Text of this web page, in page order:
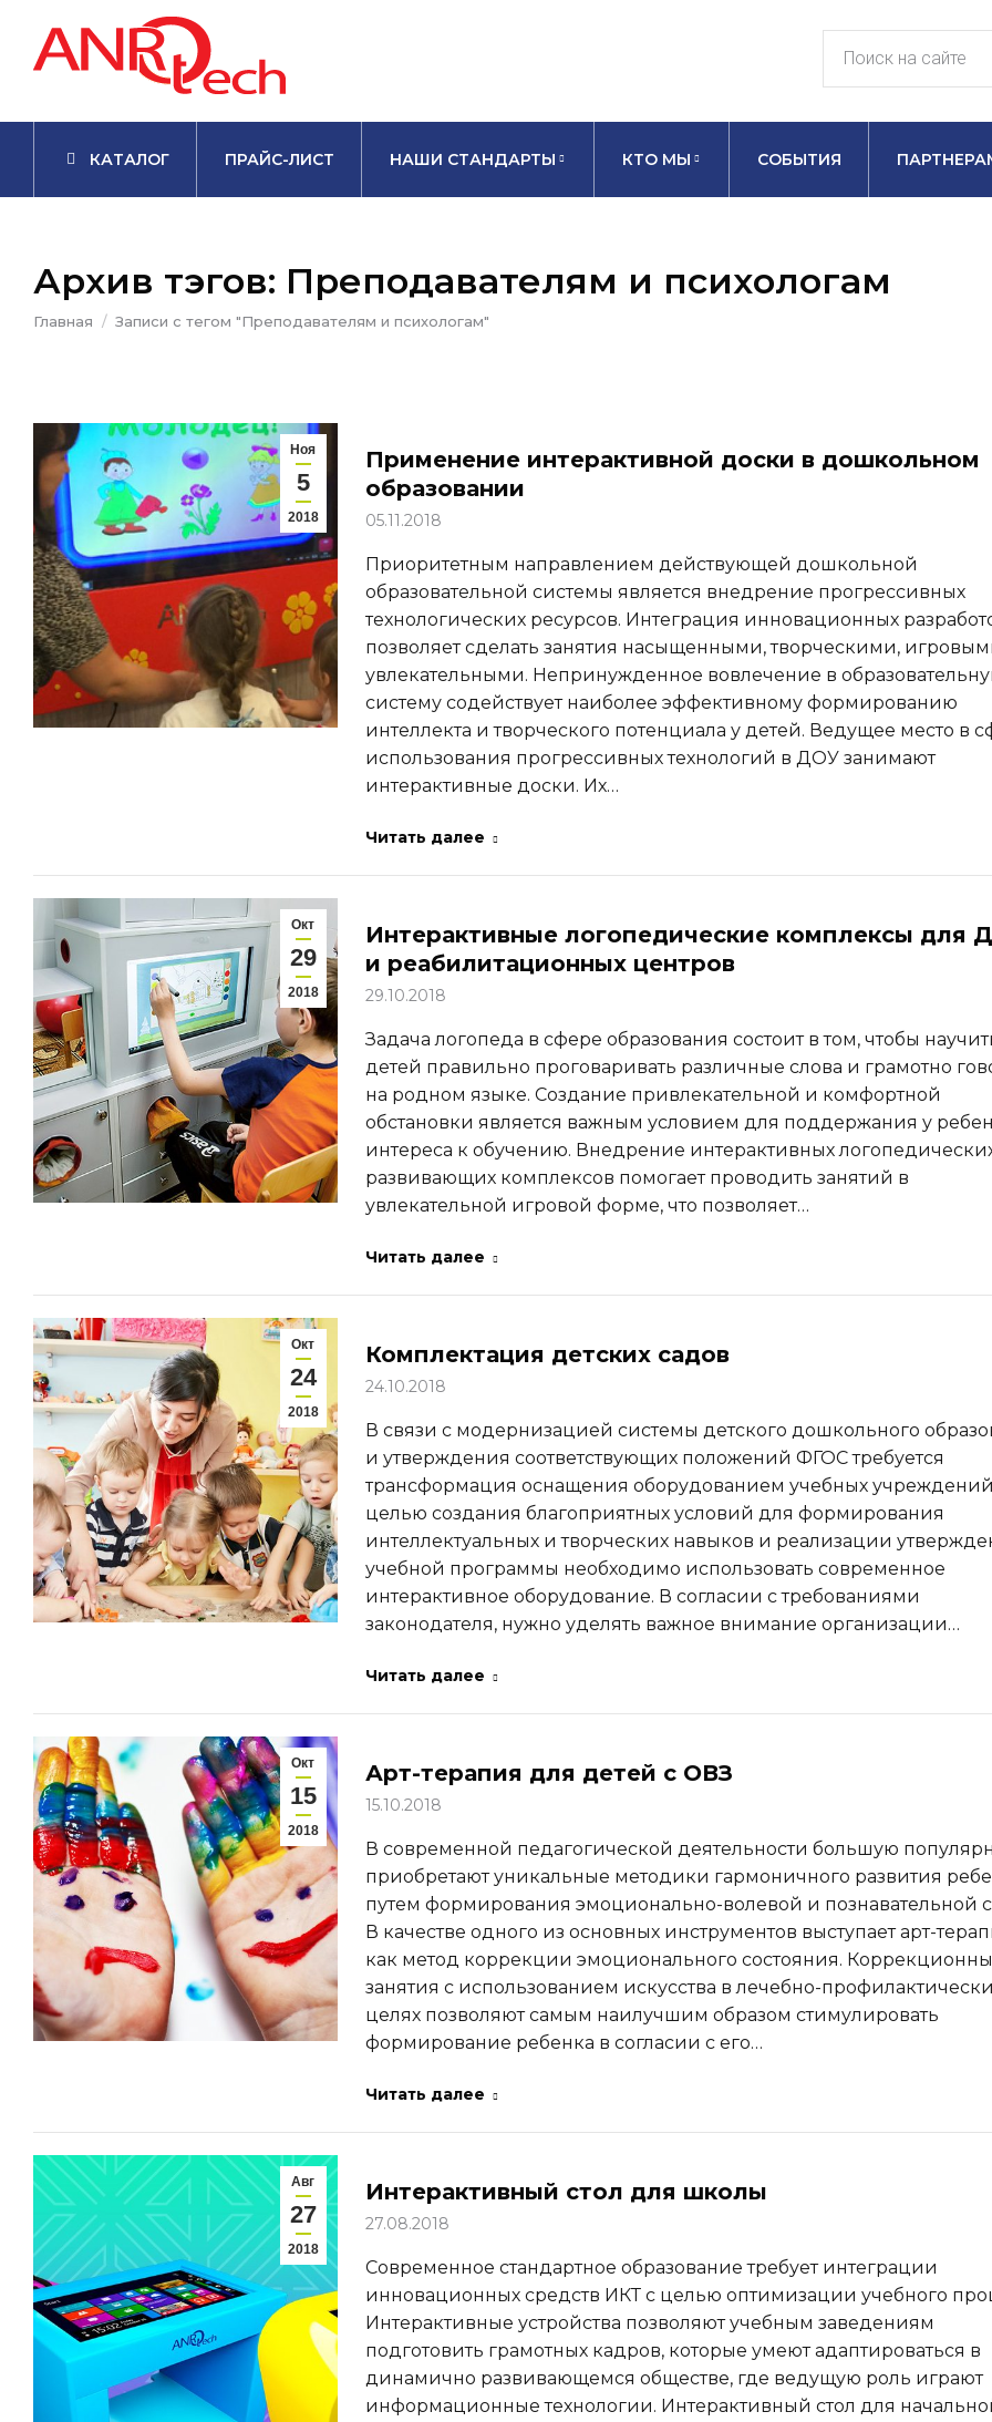
КАТАЛОГ ПРАЙС-ЛИСТ НАШИ СТАНДАРТЫ КТО МЫ СОБЫТИЯ
Архив тэгов: Преподавателям и психологам
Вы здесь:
Главная Записи с тегом "Преподавателям и психологам"
Ноя
5
2018
Применение интерактивной доски в дошкольном
образовании
05.11.2018
Приоритетным направлением действующей дошкольной
образовательной системы является внедрение прогрессивных
технологических ресурсов. Интеграция инновационных
позволяет сделать занятия насыщенными, творческими,
увлекательными. Непринужденное вовлечение в
систему содействует наиболее эффективному формированию
интеллекта и творческого потенциала у детей. Ведущее место в
использования прогрессивных технологий в ДОУ занимают
интерактивные доски. Их…
Читать далее
Окт
29
2018
Интерактивные логопедические комплексы для
и реабилитационных центров
29.10.2018
Задача логопеда в сфере образования состоит в том, чтобы
детей правильно проговаривать различные слова и грамотно
на родном языке. Создание привлекательной и комфортной
обстановки является важным условием для поддержания у
интереса к обучению. Внедрение интерактивных
развивающих комплексов помогает проводить занятий в
увлекательной игровой форме, что позволяет…
Читать далее
Окт
24
2018
Комплектация детских садов
24.10.2018
В связи с модернизацией системы детского дошкольного
и утверждения соответствующих положений ФГОС требуется
трансформация оснащения оборудованием учебных
целью создания благоприятных условий для формирования
интеллектуальных и творческих навыков и реализации
учебной программы необходимо использовать современное
интерактивное оборудование. В согласии с требованиями
законодателя, нужно уделять важное внимание организации…
Читать далее
Окт
15
2018
Арт-терапия для детей с ОВЗ
15.10.2018
В современной педагогической деятельности большую
приобретают уникальные методики гармоничного развития
путем формирования эмоционально-волевой и познавательной
В качестве одного из основных инструментов выступает арт-
как метод коррекции эмоционального состояния.
занятия с использованием искусства в лечебно-
целях позволяют самым наилучшим образом стимулировать
формирование ребенка в согласии с его…
Читать далее
Авг
27
2018
Интерактивный стол для школы
27.08.2018
Современное стандартное образование требует интеграции
инновационных средств ИКТ с целью оптимизации учебного
Интерактивные устройства позволяют учебным заведениям
подготовить грамотных кадров, которые умеют адаптироваться в
динамично развивающемся обществе, где ведущую роль играют
информационные технологии. Интерактивный стол для